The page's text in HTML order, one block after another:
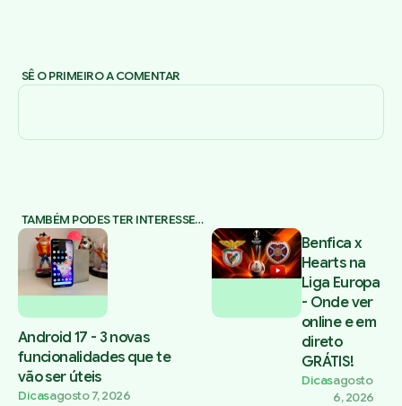
SÊ O PRIMEIRO A COMENTAR
TAMBÉM PODES TER INTERESSE…
Android 17 - 3 novas
funcionalidades que te
vão ser úteis
Dicasagosto 7, 2026
Benfica x
Hearts na
Liga Europa
- Onde ver
online e em
direto
GRÁTIS!
Dicasagosto
6, 2026